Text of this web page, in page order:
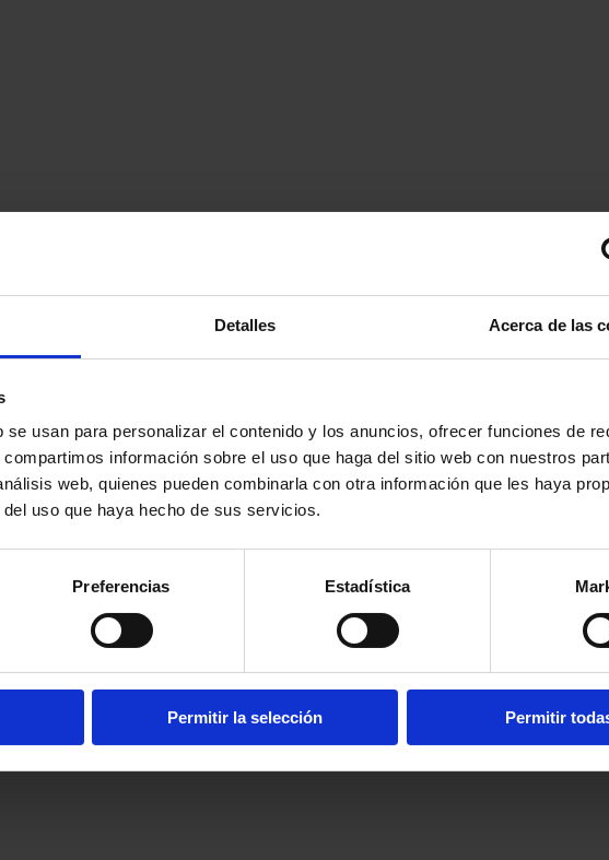
Detalles Acerca de las
usan para personalizar el contenido y los anuncios, ofrecer funciones de
información sobre el uso que haga del sitio web con nuestros
web, quienes pueden combinarla con otra información que les haya
uso que haya hecho de sus servicios.
Preferencias Estadística
Permitir la selección Permitir